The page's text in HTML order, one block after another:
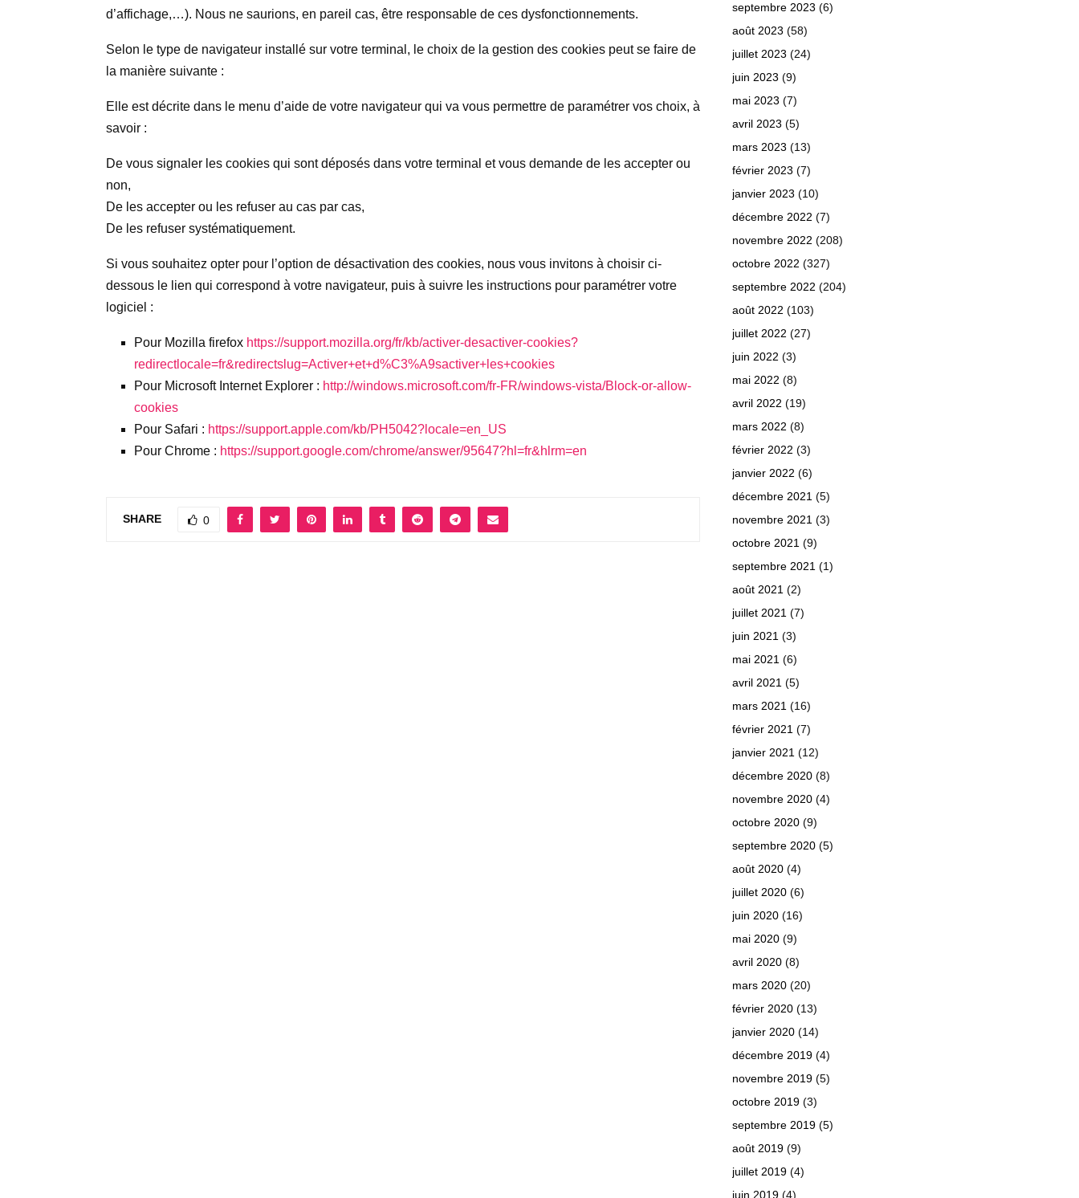
d’affichage,…). Nous ne saurions, en pareil cas, être responsable de ces dysfonctionnements.
Selon le type de navigateur installé sur votre terminal, le choix de la gestion des cookies peut se faire de
la manière suivante :
Elle est décrite dans le menu d’aide de votre navigateur qui va vous permettre de paramétrer vos choix, à
savoir :
De vous signaler les cookies qui sont déposés dans votre terminal et vous demande de les accepter ou
non,
De les accepter ou les refuser au cas par cas,
De les refuser systématiquement.
Si vous souhaitez opter pour l’option de désactivation des cookies, nous vous invitons à choisir ci-
dessous le lien qui correspond à votre navigateur, puis à suivre les instructions pour paramétrer votre
logiciel :
Pour Mozilla firefox https://support.mozilla.org/fr/kb/activer-desactiver-cookies?
redirectlocale=fr&redirectslug=Activer+et+d%C3%A9sactiver+les+cookies
Pour Microsoft Internet Explorer : http://windows.microsoft.com/fr-FR/windows-vista/Block-or-allow-
cookies
Pour Safari : https://support.apple.com/kb/PH5042?locale=en_US
Pour Chrome : https://support.google.com/chrome/answer/95647?hl=fr&hlrm=en
SHARE 0
septembre 2023 (6)
août 2023 (58)
juillet 2023 (24)
juin 2023 (9)
mai 2023 (7)
avril 2023 (5)
mars 2023 (13)
février 2023 (7)
janvier 2023 (10)
décembre 2022 (7)
novembre 2022 (208)
octobre 2022 (327)
septembre 2022 (204)
août 2022 (103)
juillet 2022 (27)
juin 2022 (3)
mai 2022 (8)
avril 2022 (19)
mars 2022 (8)
février 2022 (3)
janvier 2022 (6)
décembre 2021 (5)
novembre 2021 (3)
octobre 2021 (9)
septembre 2021 (1)
août 2021 (2)
juillet 2021 (7)
juin 2021 (3)
mai 2021 (6)
avril 2021 (5)
mars 2021 (16)
février 2021 (7)
janvier 2021 (12)
décembre 2020 (8)
novembre 2020 (4)
octobre 2020 (9)
septembre 2020 (5)
août 2020 (4)
juillet 2020 (6)
juin 2020 (16)
mai 2020 (9)
avril 2020 (8)
mars 2020 (20)
février 2020 (13)
janvier 2020 (14)
décembre 2019 (4)
novembre 2019 (5)
octobre 2019 (3)
septembre 2019 (5)
août 2019 (9)
juillet 2019 (4)
juin 2019 (4)